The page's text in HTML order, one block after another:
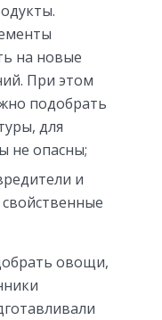
на новые
При этом
подобрать
для
не опасны;
и
овощи,